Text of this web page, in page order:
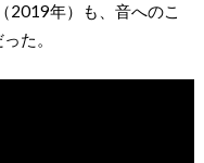
2019年）も、音へのこ
た。